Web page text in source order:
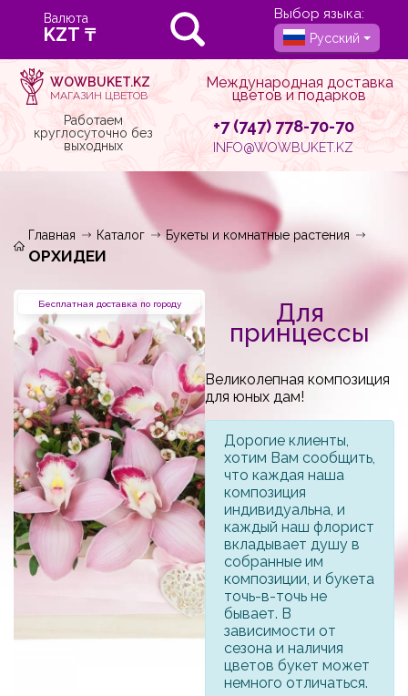
Валюта Выбор языка:
Русский
WOWBUKET.KZ
МАГАЗИН ЦВЕТОВ
Международная доставка
цветов и подарков
Работаем
круглосуточно без
выходных
+7 (747) 778-70-70
INFO@WOWBUKET.KZ
Главная Каталог Букеты и комнатные растения
ОРХИДЕИ
Бесплатная доставка по городу Для
принцессы
Великолепная композиция
для юных дам!
Дорогие клиенты,
хотим Вам сообщить,
что каждая наша
композиция
индивидуальна, и
каждый наш флорист
вкладывает душу в
собранные им
композиции, и букета
точь-в-точь не
бывает. В
зависимости от
сезона и наличия
цветов букет может
немного отличаться.